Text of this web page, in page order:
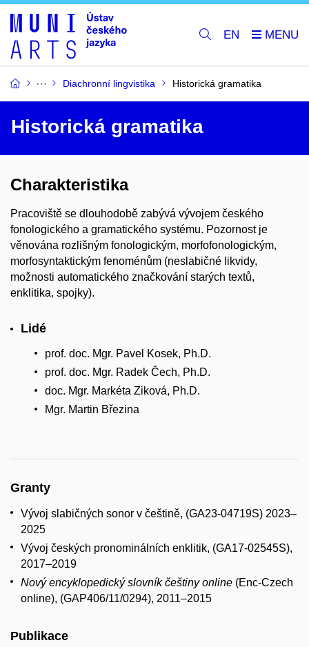
EN
Diachronní lingvistika Historická gramatika
Historická gramatika
Charakteristika
Pracoviště se dlouhodobě zabývá vývojem českého
fonologického a gramatického systému. Pozornost je
věnována rozlišným fonologickým, morfofonologickým,
morfosyntaktickým fenoménům (neslabičné likvidy,
možnosti automatického značkování starých textů,
enklitika, spojky).
Lidé
prof. doc. Mgr. Pavel Kosek, Ph.D.
prof. doc. Mgr. Radek Čech, Ph.D.
doc. Mgr. Markéta Ziková, Ph.D.
Mgr. Martin Březina
Granty
Vývoj slabičných sonor v češtině, (GA23-04719S) 2023–
2025
Vývoj českých pronominálních enklitik, (GA17-02545S),
2017–2019
Nový encyklopedický slovník češtiny online (Enc‑Czech
online), (GAP406/11/0294), 2011–2015
Publikace